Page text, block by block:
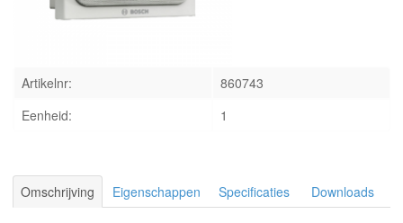
Artikelnr:
860743
Eenheid:
1
Omschrijving Eigenschappen Specificaties Downloads